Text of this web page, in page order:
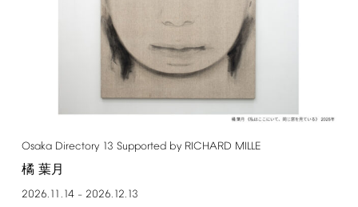
Osaka Directory 13 Supported by RICHARD MILLE
橘 葉月
2026.11.14– 2026.12.13